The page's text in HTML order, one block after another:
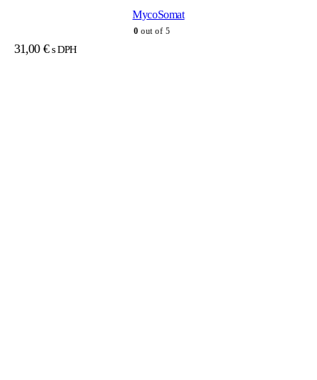
MycoSomat
0 out of 5
31,00 € s DPH